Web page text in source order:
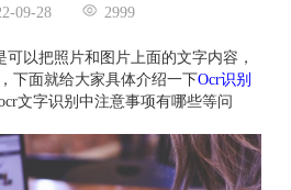
09-28 2999
把照片和图片上面的文字内容，
下面就给大家具体介绍一下Ocr识别
文字识别中注意事项有哪些等问